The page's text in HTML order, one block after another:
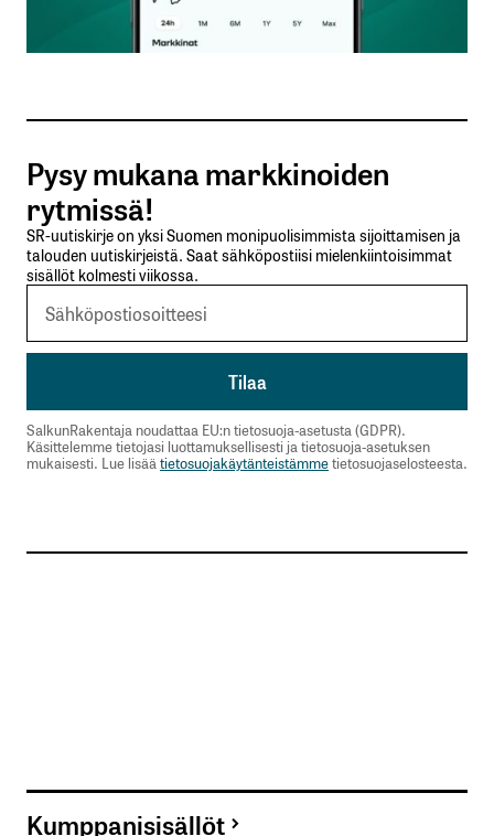
Sähköpostiosoitteesi
Tilaa SalkunRakentajan uutiskirje
Lähetä kommentti
Pysy mukana markkinoiden
rytmissä!
SR-uutiskirje on yksi Suomen monipuolisimmista sijoittamisen ja
talouden uutiskirjeistä. Saat sähköpostiisi mielenkiintoisimmat
sisällöt kolmesti viikossa.
SalkunRakentaja noudattaa EU:n tietosuoja-asetusta (GDPR).
Käsittelemme tietojasi luottamuksellisesti ja tietosuoja-asetuksen
mukaisesti. Lue lisää tietosuojakäytänteistämmetietosuojaselosteesta.
Kumppanisisällöt